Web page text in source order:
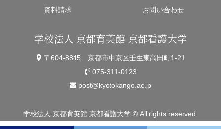
資料請求 お問い合わせ
学校法人 京都育英館 京都看護大学
〒604-8845 京都市中京区壬生東高田町1-21
075-311-0123
post@kyotokango.ac.jp
学校法人 京都育英館 京都看護大学 © All rights reserved.